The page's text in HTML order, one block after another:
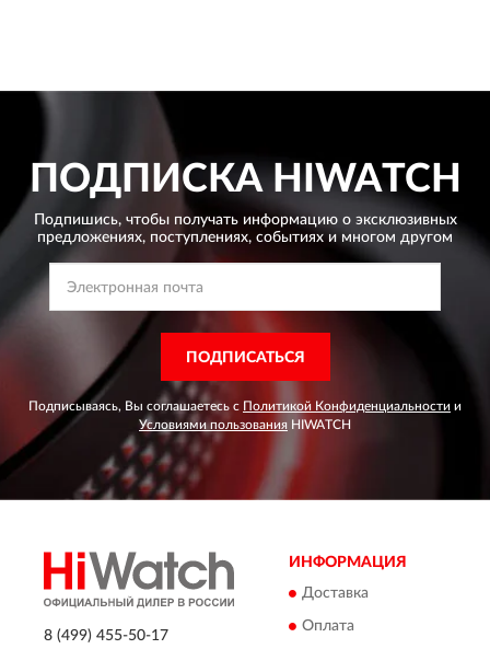
ПОДПИСКАHIWATCH
Подпишись, чтобы получать информацию о эксклюзивных
предложениях, поступлениях, событиях и многом другом
ПОДПИСАТЬСЯ
Подписываясь, Вы соглашаетесь с Политикой Конфиденциальности и
Условиями пользования HIWATCH
8 (499) 455-50-17
ИНФОРМАЦИЯ
Доставка
Оплата